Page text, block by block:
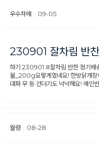
우수자매 09-05
230901 잘차림 반찬
하기 230901 #잘차림 반찬 정기배
물_200g요렇게였네요!​ 한방닭개장
대파 무 등 건더기도 넉넉해요! 메인
월령 08-28